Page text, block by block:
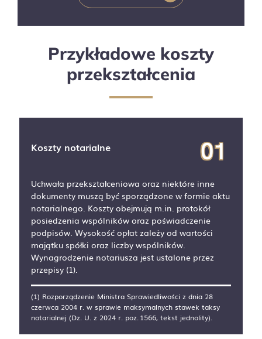
Przykładowe koszty
przekształcenia
Koszty notarialne
Uchwała przekształceniowa oraz niektóre inne
dokumenty muszą być sporządzone w formie aktu
notarialnego. Koszty obejmują m.in. protokół
posiedzenia wspólników oraz poświadczenie
podpisów. Wysokość opłat zależy od wartości
majątku spółki oraz liczby wspólników.
Wynagrodzenie notariusza jest ustalone przez
przepisy (1).
(1) Rozporządzenie Ministra Sprawiedliwości z dnia 28
czerwca 2004 r. w sprawie maksymalnych stawek taksy
notarialnej (Dz. U. z 2024 r. poz. 1566, tekst jednolity).